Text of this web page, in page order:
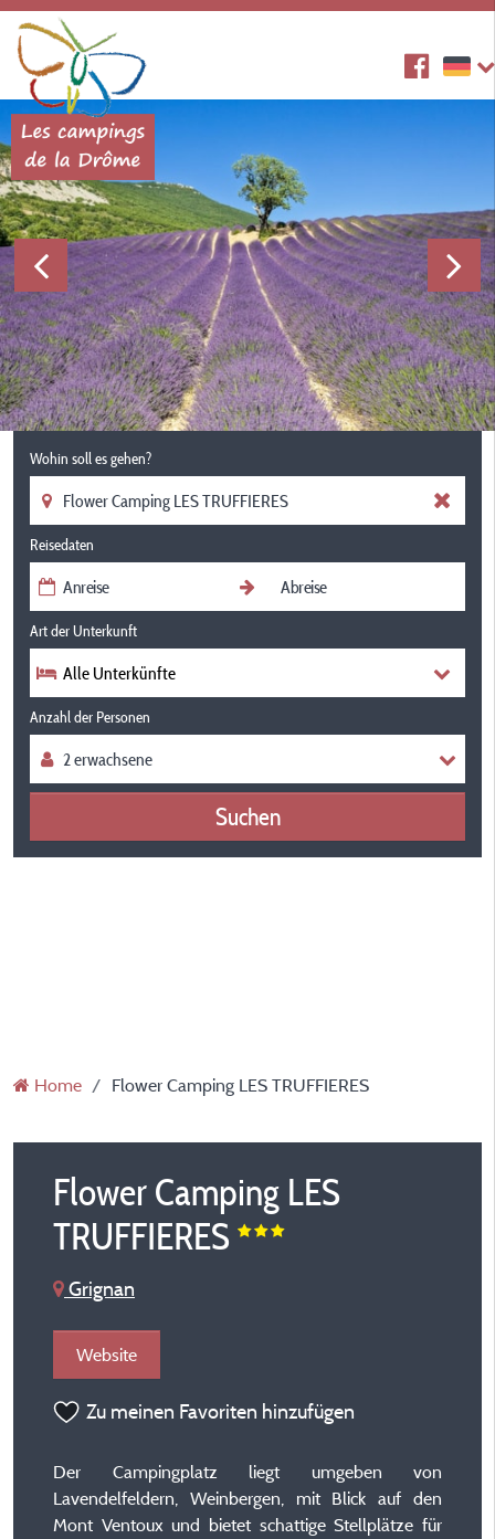
Wohin soll es gehen?
Reisedaten
Art der Unterkunft
Alle Unterkünfte
Anzahl der Personen
Suchen
Home Flower Camping LES TRUFFIERES
Flower Camping LES
TRUFFIERES
Grignan
Website
Zu meinen Favoriten hinzufügen
Der Campingplatz liegt umgeben von
Lavendelfeldern, Weinbergen, mit Blick auf den
Mont Ventoux und bietet schattige Stellplätze für